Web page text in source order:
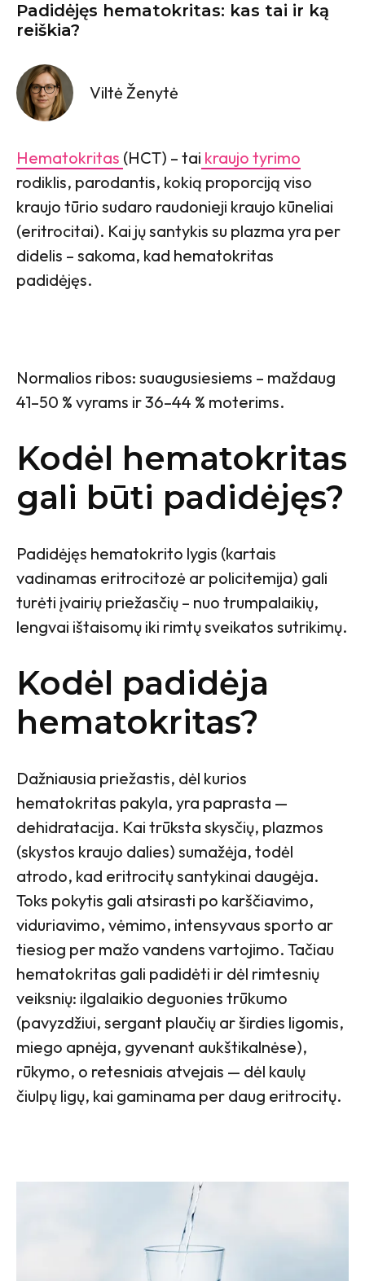
Padidėjęs hematokritas: kas tai ir ką
reiškia?
Viltė Ženytė
Hematokritas (HCT) – tai kraujo tyrimo
rodiklis, parodantis, kokią proporciją viso
kraujo tūrio sudaro raudonieji kraujo kūneliai
(eritrocitai). Kai jų santykis su plazma yra per
didelis – sakoma, kad hematokritas
padidėjęs.
Normalios ribos: suaugusiesiems – maždaug
41–50 % vyrams ir 36–44 % moterims.
Kodėl hematokritas
gali būti padidėjęs?
Padidėjęs hematokrito lygis (kartais
vadinamas eritrocitozė ar policitemija) gali
turėti įvairių priežasčių – nuo trumpalaikių,
lengvai ištaisomų iki rimtų sveikatos sutrikimų.
Kodėl padidėja
hematokritas?
Dažniausia priežastis, dėl kurios
hematokritas pakyla, yra paprasta —
dehidratacija. Kai trūksta skysčių, plazmos
(skystos kraujo dalies) sumažėja, todėl
atrodo, kad eritrocitų santykinai daugėja.
Toks pokytis gali atsirasti po karščiavimo,
viduriavimo, vėmimo, intensyvaus sporto ar
tiesiog per mažo vandens vartojimo. Tačiau
hematokritas gali padidėti ir dėl rimtesnių
veiksnių: ilgalaikio deguonies trūkumo
(pavyzdžiui, sergant plaučių ar širdies ligomis,
miego apnėja, gyvenant aukštikalnėse),
rūkymo, o retesniais atvejais — dėl kaulų
čiulpų ligų, kai gaminama per daug eritrocitų.